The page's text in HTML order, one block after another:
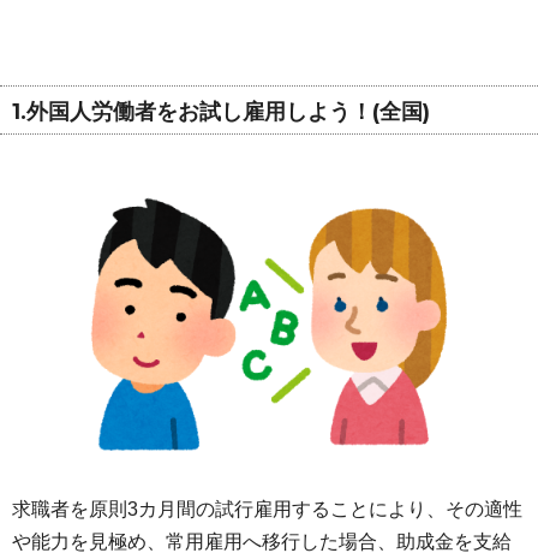
1.外国人労働者をお試し雇用しよう！(全国)
求職者を原則3カ月間の試行雇用することにより、その適性
や能力を見極め、常用雇用へ移行した場合、助成金を支給